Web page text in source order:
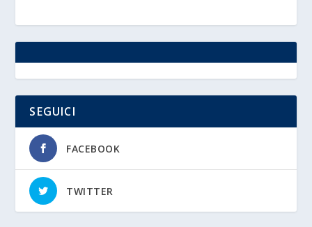
SEGUICI
FACEBOOK
TWITTER